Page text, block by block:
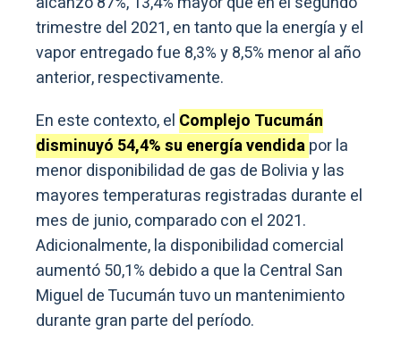
trimestre del 2021, en tanto que la energía y el
vapor entregado fue 8,3% y 8,5% menor al año
anterior, respectivamente.
En este contexto, el Complejo Tucumán
disminuyó 54,4% su energía vendidapor la
menor disponibilidad de gas de Bolivia y las
mayores temperaturas registradas durante el
mes de junio, comparado con el 2021.
Adicionalmente, la disponibilidad comercial
aumentó 50,1% debido a que la Central San
Miguel de Tucumán tuvo un mantenimiento
durante gran parte del período.